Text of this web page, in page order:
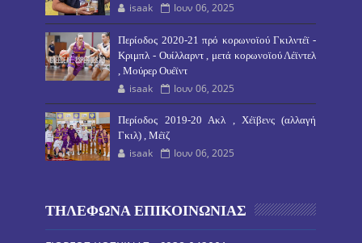
isaak Ιουν 06, 2025
Περίοδος 2020-21 πρό κορωνοϊού Γκιλντέϊ -
Κριμπλ - Ουίλλαρντ , μετά κορωνοϊού Λέϊντελ
, Μούρερ Ουέϊντ
isaak Ιουν 06, 2025
Περίοδος 2019-20 Ακλ , Χέϊβενς (αλλαγή
Γκιλ) , Μέϊζ
isaak Ιουν 06, 2025
ΤΗΛΕΦΩΝΑ ΕΠΙΚΟΙΝΩΝΙΑΣ